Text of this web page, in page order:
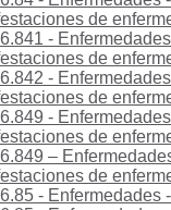
de
-
de
-
de
-
de
–
de
- Enfermedades